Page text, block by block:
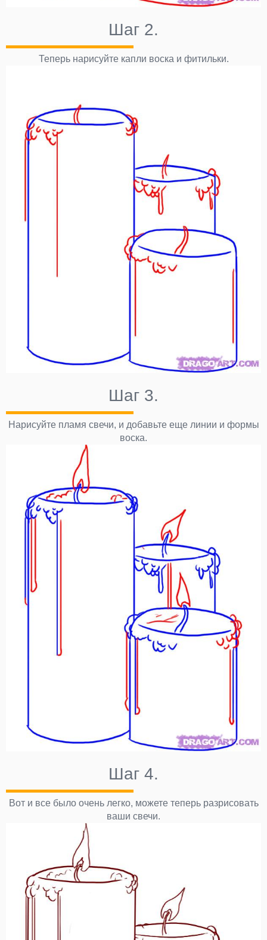
Шаг 2.
Теперь нарисуйте капли воска и фитильки.
Шаг 3.
Нарисуйте пламя свечи, и добавьте еще линии и формы
воска.
Шаг 4.
Вот и все было очень легко, можете теперь разрисовать
ваши свечи.